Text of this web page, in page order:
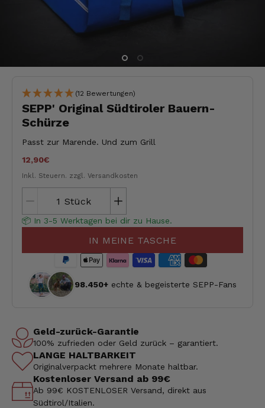
(12 Bewertungen)
SEPP' Original Südtiroler Bauern-
Schürze
Passt zur Marende. Und zum Grill
12,90€
Inkl. Steuern. zzgl. Versandkosten
Stück
📦 In 3-5 Werktagen bei dir zu Hause.
IN MEINE TASCHE
98.450+ echte & begeisterte SEPP-Fans
Geld-zurück-Garantie
100% zufrieden oder Geld zurück – garantiert.
LANGE HALTBARKEIT
Originalverpackt mehrere Monate haltbar.
Kostenloser Versand ab 99€
Ab 99€ KOSTENLOSER Versand, direkt aus
Südtirol/Italien.